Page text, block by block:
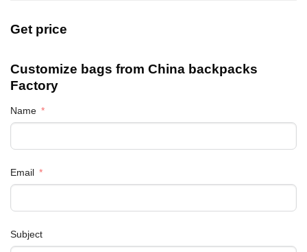
Get price
Customize bags from China backpacks
Factory
Name
Email
Subject